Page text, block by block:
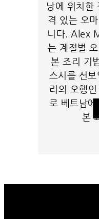
낭에 위치한
격 있는 오
니다. Alex
는 계절별
본 조리 기
스시를 선
리의 오행
로 베트남
본